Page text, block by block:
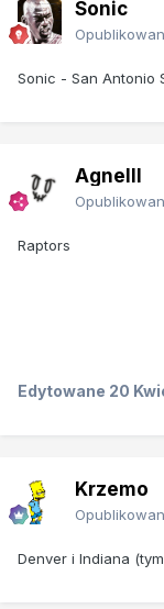
Sonic
Sonic - San Antonio
Agnelll
Raptors
Edytowane 20
Krzemo
Denver i Indiana